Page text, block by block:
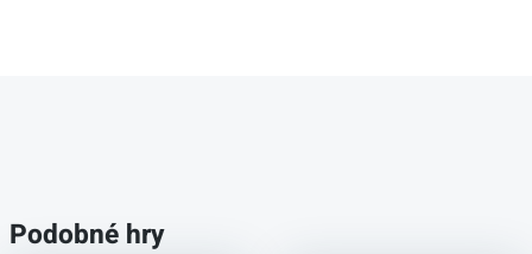
Podobné hry